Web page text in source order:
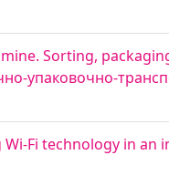
Sorting,
упаковочно-
Fi technology in an